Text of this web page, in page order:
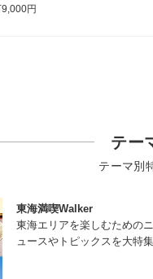
円
テー
テーマ別
東海満喫Walker
東海エリアを楽しむためのニ
ュースやトピックスを大特集